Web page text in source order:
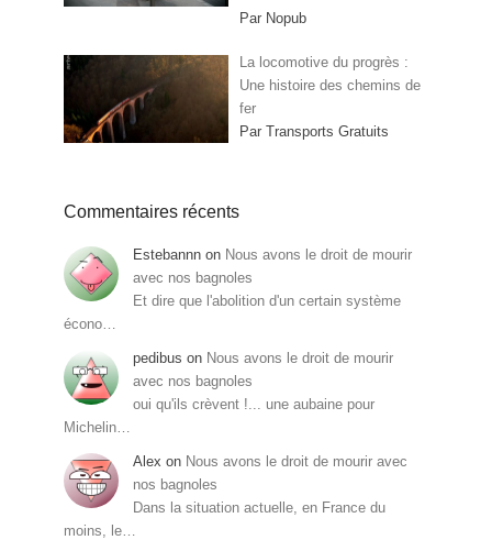
Par Nopub
La locomotive du progrès :
Une histoire des chemins de
fer
Par Transports Gratuits
Commentaires récents
Estebannn on Nous avons le droit de mourir
avec nos bagnoles
Et dire que l'abolition d'un certain système
écono…
pedibus on Nous avons le droit de mourir
avec nos bagnoles
oui qu'ils crèvent !... une aubaine pour
Michelin…
Alex on Nous avons le droit de mourir avec
nos bagnoles
Dans la situation actuelle, en France du
moins, le…